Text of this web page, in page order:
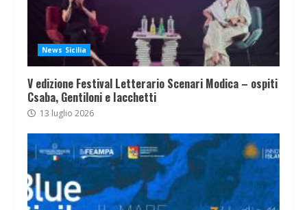
News Sicilia
V edizione Festival Letterario Scenari Modica – ospiti
Csaba, Gentiloni e Iacchetti
13 luglio 2026